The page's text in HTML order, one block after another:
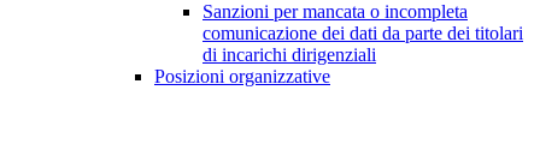
Sanzioni per mancata o incompleta
comunicazione dei dati da parte dei titolari
di incarichi dirigenziali
Posizioni organizzative